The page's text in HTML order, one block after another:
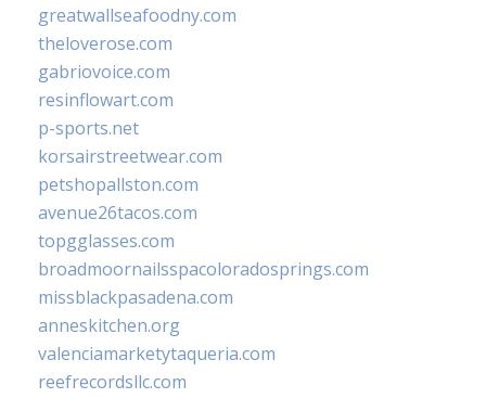
greatwallseafoodny.com
theloverose.com
gabriovoice.com
resinflowart.com
p-sports.net
korsairstreetwear.com
petshopallston.com
avenue26tacos.com
topgglasses.com
broadmoornailsspacoloradosprings.com
missblackpasadena.com
anneskitchen.org
valenciamarketytaqueria.com
reefrecordsllc.com